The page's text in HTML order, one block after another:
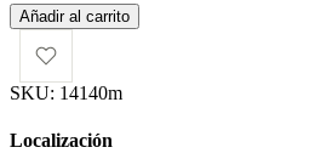
Bolso
Bivalda
Manteca
cantidad
Añadir al carrito
SKU: 14140m
Localización